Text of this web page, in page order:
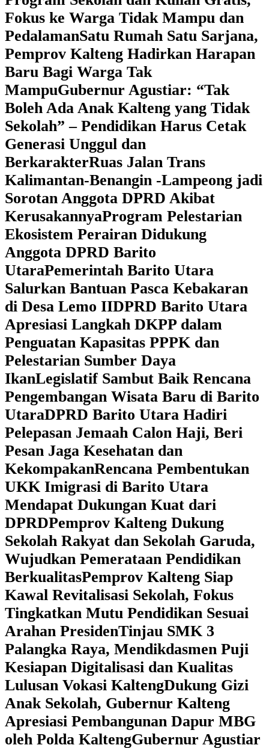
Fokus ke Warga Tidak Mampu dan
Pedalaman‎Satu Rumah Satu Sarjana,
Pemprov Kalteng Hadirkan Harapan
Baru Bagi Warga Tak
Mampu‎Gubernur Agustiar: “Tak
Boleh Ada Anak Kalteng yang Tidak
Sekolah” – Pendidikan Harus Cetak
Generasi Unggul dan
BerkarakterRuas Jalan Trans
Kalimantan-Benangin -Lampeong jadi
Sorotan Anggota DPRD Akibat
KerusakannyaProgram Pelestarian
Ekosistem Perairan Didukung
Anggota DPRD Barito
UtaraPemerintah Barito Utara
Salurkan Bantuan Pasca Kebakaran
di Desa Lemo IIDPRD Barito Utara
Apresiasi Langkah DKPP dalam
Penguatan Kapasitas PPPK dan
Pelestarian Sumber Daya
IkanLegislatif Sambut Baik Rencana
Pengembangan Wisata Baru di Barito
UtaraDPRD Barito Utara Hadiri
Pelepasan Jemaah Calon Haji, Beri
Pesan Jaga Kesehatan dan
KekompakanRencana Pembentukan
UKK Imigrasi di Barito Utara
Mendapat Dukungan Kuat dari
DPRD‎Pemprov Kalteng Dukung
Sekolah Rakyat dan Sekolah Garuda,
Wujudkan Pemerataan Pendidikan
Berkualitas‎Pemprov Kalteng Siap
Kawal Revitalisasi Sekolah, Fokus
Tingkatkan Mutu Pendidikan Sesuai
Arahan Presiden‎Tinjau SMK 3
Palangka Raya, Mendikdasmen Puji
Kesiapan Digitalisasi dan Kualitas
Lulusan Vokasi Kalteng‎Dukung Gizi
Anak Sekolah, Gubernur Kalteng
Apresiasi Pembangunan Dapur MBG
oleh Polda Kalteng‎Gubernur Agustiar